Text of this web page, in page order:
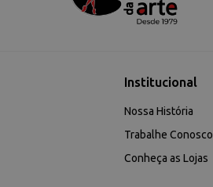
Institucional
Nossa História
Trabalhe Conosco
Conheça as Lojas